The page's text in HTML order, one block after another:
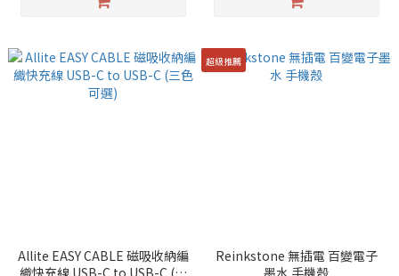
Allite EASY CABLE 磁吸收納編
織快充線 USB-C to USB-C (三
超級推薦
Reinkstone 無插電 百變電子
墨水 手機殼